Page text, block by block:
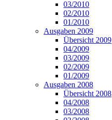
03/2010
02/2010
01/2010
Ausgaben 2009
Übersicht 2009
04/2009
03/2009
02/2009
01/2009
Ausgaben 2008
Übersicht 2008
04/2008
03/2008